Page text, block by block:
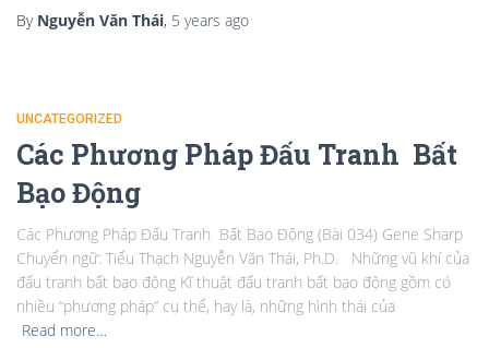
By Nguyễn Văn Thái, 5 years ago
UNCATEGORIZED
Các Phương Pháp Đấu Tranh Bất
Bạo Động
Các Phương Pháp Đấu Tranh Bất Bạo Động (Bài 034) Gene Sharp
Chuyển ngữ: Tiểu Thạch Nguyễn Văn Thái, Ph.D. Những vũ khí của
đấu tranh bất bạo động Kĩ thuật đấu tranh bất bạo động gồm có
nhiều “phương pháp” cụ thể, hay là, những hình thái của
Read more…